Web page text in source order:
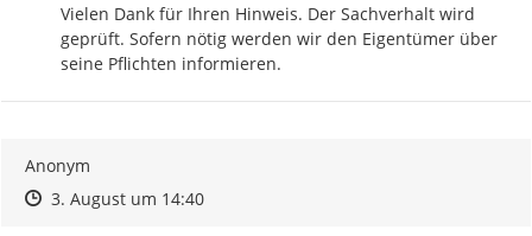
Vielen Dank für Ihren Hinweis. Der Sachverhalt wird
geprüft. Sofern nötig werden wir den Eigentümer über
seine Pflichten informieren.
Anonym
Zeitpunkt des Erstellens
Zeitpunkt des Erstellens
3. August um 14:40Zur Äußerung